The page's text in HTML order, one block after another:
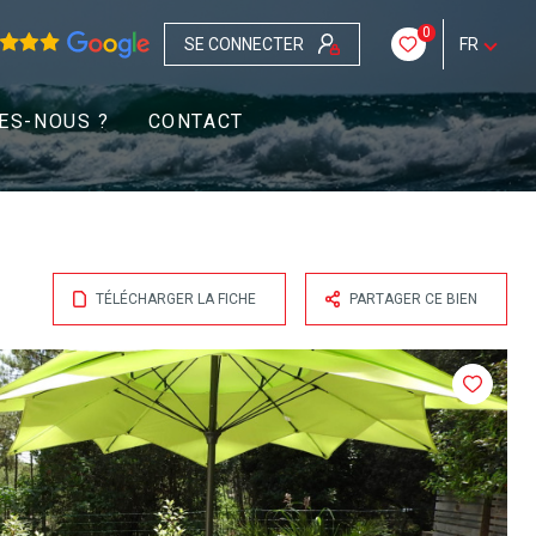
SE CONNECTER
0
FR
NOUS ? CONTACT
TÉLÉCHARGER LA FICHE PARTAGER CE BIEN